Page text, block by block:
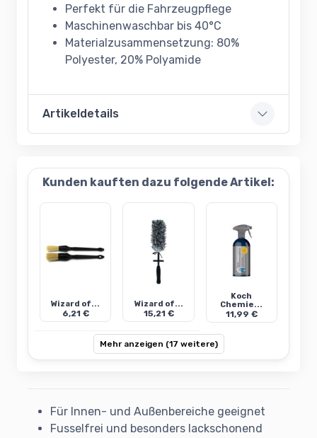
Perfekt für die Fahrzeugpflege
Maschinenwaschbar bis 40°C
Materialzusammensetzung: 80%
Polyester, 20% Polyamide
Artikeldetails
Kunden kauften dazu folgende Artikel:
Wizard of...
6,21 €
Wizard of...
15,21 €
Koch
Chemie...
11,99 €
Mehr anzeigen (17 weitere)
Für Innen- und Außenbereiche geeignet
Fusselfrei und besonders lackschonend